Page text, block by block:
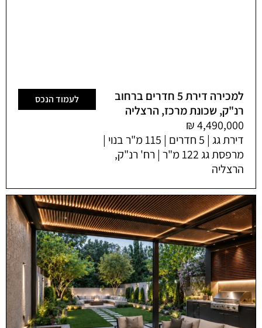
למכירה דירת 5 חדרים ברחוב
רנ"ק, שכונת מרכז, הרצליה
דירת גג | 5 חדרים | 115 מ"ר בנוי |
מרפסת גג 122 מ"ר | רח' רנ"ק,
הרצליה
לעמוד הנכס